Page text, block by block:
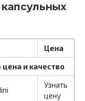
Цена
и качество
Узнать
цену